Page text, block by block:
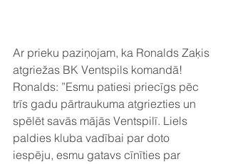
Ar prieku paziņojam, ka Ronalds Zaķis
atgriežas BK Ventspils komandā!
Ronalds: ”Esmu patiesi priecīgs pēc
trīs gadu pārtraukuma atgriezties un
spēlēt savās mājās Ventspilī. Liels
paldies kluba vadībai par doto
iespēju, esmu gatavs cīnīties par